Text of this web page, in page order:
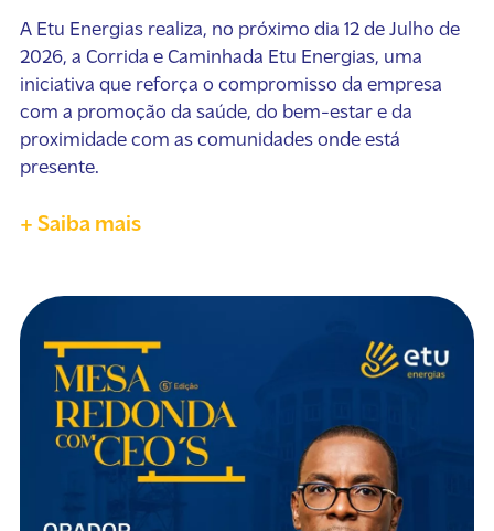
A Etu Energias realiza, no próximo dia 12 de Julho de
2026, a Corrida e Caminhada Etu Energias, uma
iniciativa que reforça o compromisso da empresa
com a promoção da saúde, do bem-estar e da
proximidade com as comunidades onde está
presente.
+ Saiba mais